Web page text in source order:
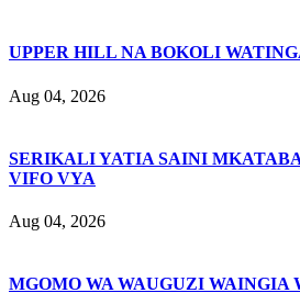
UPPER HILL NA BOKOLI
Aug 04, 2026
SERIKALI YATIA SAINI
VIFO VYA
Aug 04, 2026
MGOMO WA WAUGUZI WAINGIA